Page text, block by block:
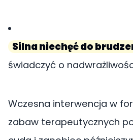
Silna niechęć do
świadczyć o
Wczesna interwencja w
zabaw terapeutycznych